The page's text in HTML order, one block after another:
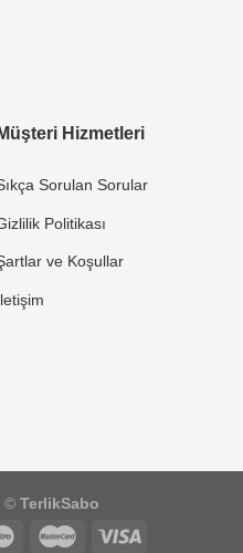
Müşteri Hizmetleri
Sorulan Sorular
Politikası
ve Koşullar
© TerlikSabo